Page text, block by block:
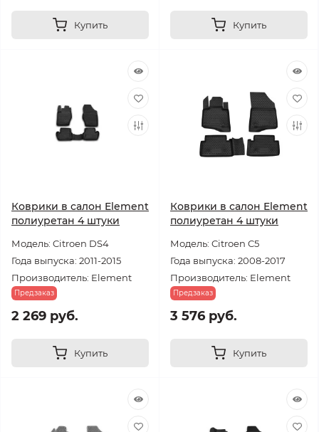
Купить Купить
Коврики в салон Element
полиуретан 4 штуки
Модель: Citroen DS4
Года выпуска: 2011-2015
Производитель: Element
Предзаказ
2 269 руб.
Купить
Коврики в салон Element
полиуретан 4 штуки
Модель: Citroen C5
Года выпуска: 2008-2017
Производитель: Element
Предзаказ
3 576 руб.
Купить